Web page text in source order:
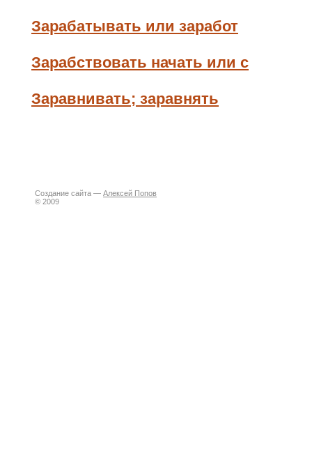
Зарабатывать или заработ
Зарабствовать начать или с
Заравнивать; заравнять
Создание сайта — Алексей Попов
© 2009